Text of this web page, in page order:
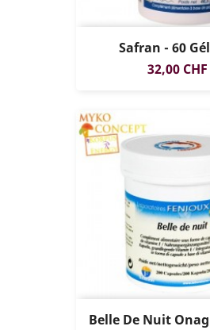
Safran - 60
Prix
32,00 CHF
Belle De Nuit